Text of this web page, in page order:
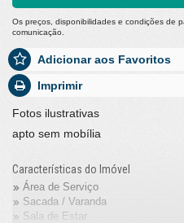
Os preços, disponibilidades e condições de
comunicação.
Adicionar aos Favoritos
Imprimir
Fotos ilustrativas
apto sem mobília
Características do Imóvel
Área de Serviço
Sacada / Varanda
Sala de Estar